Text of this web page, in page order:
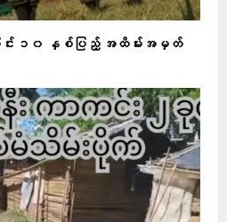
ခြင်း ၁၀ နှစ်ပြည့် အထိမ်းအမှတ်